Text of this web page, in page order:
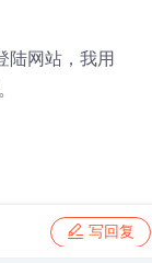
陆网站，我用
写回复